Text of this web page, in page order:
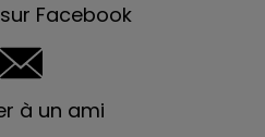
Facebook
à un ami